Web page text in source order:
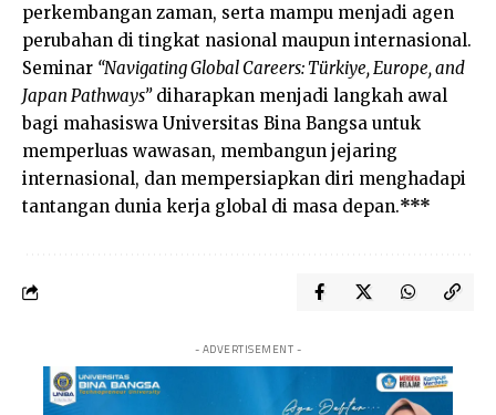
perkembangan zaman, serta mampu menjadi agen
perubahan di tingkat nasional maupun internasional.
Seminar “Navigating Global Careers: Türkiye, Europe, and
Japan Pathways”diharapkan menjadi langkah awal
bagi mahasiswa Universitas Bina Bangsa untuk
memperluas wawasan, membangun jejaring
internasional, dan mempersiapkan diri menghadapi
tantangan dunia kerja global di masa depan.***
- ADVERTISEMENT -